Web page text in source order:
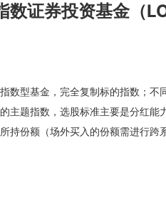
数证券投资基金（
数型基金，完全复制标的指数；
主题指数，选股标准主要是分红
持份额（场外买入的份额需进行跨